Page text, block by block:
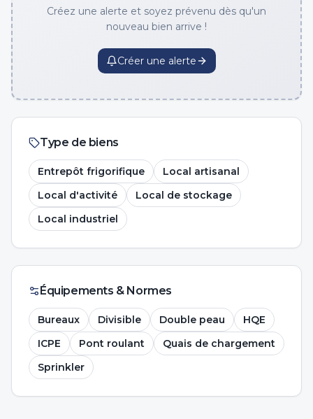
Créez une alerte et soyez prévenu dès qu'un
nouveau bien arrive !
Créer une alerte
Type de biens
Entrepôt frigorifique
Local artisanal
Local d'activité
Local de stockage
Local industriel
Équipements & Normes
Bureaux Divisible Double peau
HQE
ICPE
Pont roulant
Quais de chargement
Sprinkler